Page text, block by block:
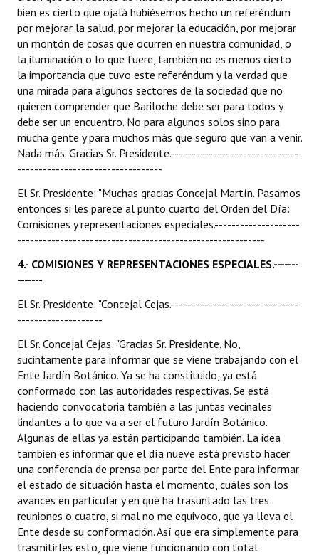
bien es cierto que ojalá hubiésemos hecho un referéndum
por mejorar la salud, por mejorar la educación, por mejorar
un montón de cosas que ocurren en nuestra comunidad, o
la iluminación o lo que fuere, también no es menos cierto
la importancia que tuvo este referéndum y la verdad que
una mirada para algunos sectores de la sociedad que no
quieren comprender que Bariloche debe ser para todos y
debe ser un encuentro. No para algunos solos sino para
mucha gente y para muchos más que seguro que van a venir.
Nada más. Gracias Sr. Presidente.------------------------------
----------------------------------
El Sr. Presidente: "Muchas gracias Concejal Martín. Pasamos
entonces si les parece al punto cuarto del Orden del Día:
Comisiones y representaciones especiales.--------------------
----------------------------------------------------------
4.- COMISIONES Y REPRESENTACIONES ESPECIALES.-------
-------
El Sr. Presidente: "Concejal Cejas.------------------------------
--------------------
El Sr. Concejal Cejas: "Gracias Sr. Presidente. No,
sucintamente para informar que se viene trabajando con el
Ente Jardín Botánico. Ya se ha constituido, ya está
conformado con las autoridades respectivas. Se está
haciendo convocatoria también a las juntas vecinales
lindantes a lo que va a ser el futuro Jardín Botánico.
Algunas de ellas ya están participando también. La idea
también es informar que el día nueve está previsto hacer
una conferencia de prensa por parte del Ente para informar
el estado de situación hasta el momento, cuáles son los
avances en particular y en qué ha trasuntado las tres
reuniones o cuatro, si mal no me equivoco, que ya lleva el
Ente desde su conformación. Así que era simplemente para
trasmitirles esto, que viene funcionando con total